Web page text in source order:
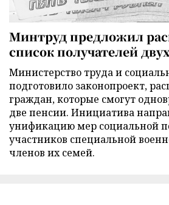
Минтруд предложил
список получателей
Министерство труда и
подготовило законопроект,
граждан, которые смогут
две пенсии. Инициатива
унификацию мер социальной
участников специальной
членов их семей.